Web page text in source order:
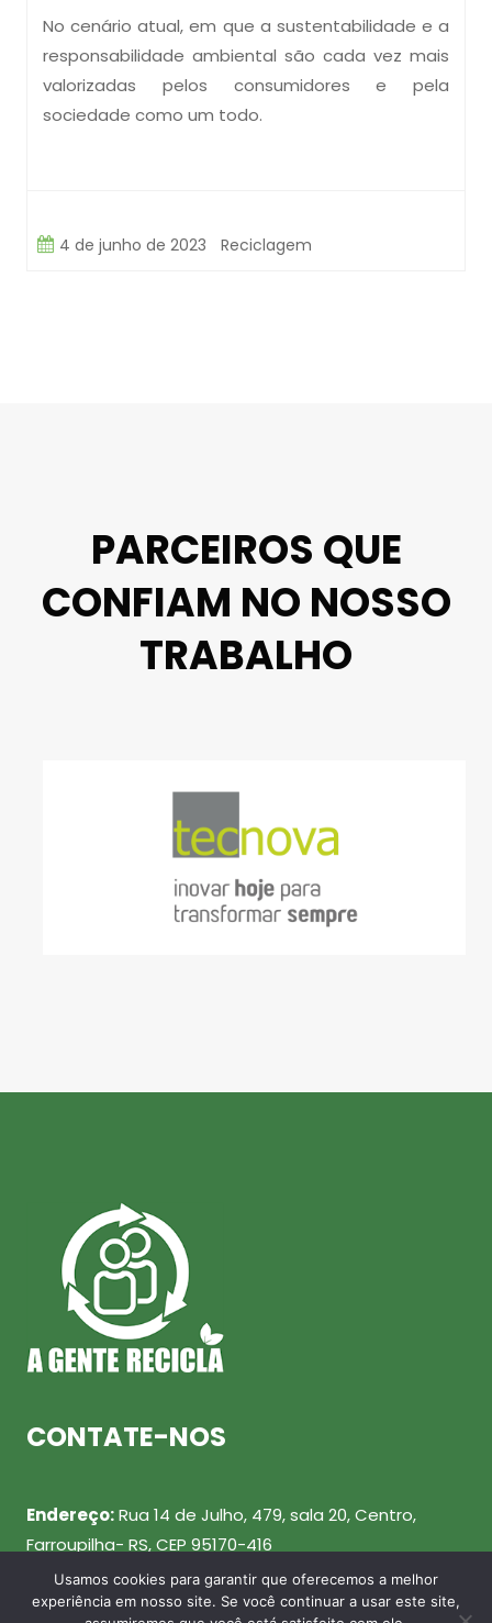
No cenário atual, em que a sustentabilidade e a
responsabilidade ambiental são cada vez mais
valorizadas pelos consumidores e pela
sociedade como um todo.
4 de junho de 2023 Reciclagem
PARCEIROS QUE
CONFIAM NO NOSSO
TRABALHO
CONTATE-NOS
Endereço:Rua 14 de Julho, 479, sala 20, Centro,
Farroupilha- RS, CEP 95170-416
Telefone: (54) 99943-0461
Usamos cookies para garantir que oferecemos a melhor
experiência em nosso site. Se você continuar a usar este site,